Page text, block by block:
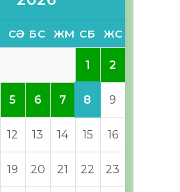
СӘ БС ЖМ СБ ЖС
1 2
5 6 7 8 9
12 13 14 15 16
19 20 21 22 23